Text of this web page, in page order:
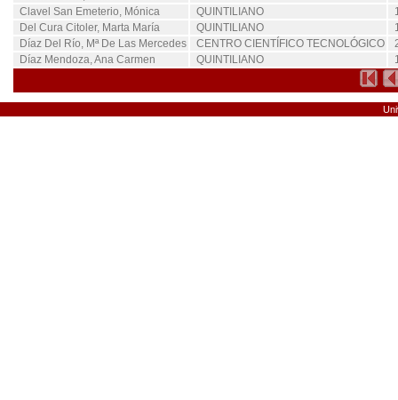
Clavel San Emeterio, Mónica
QUINTILIANO
Del Cura Citoler, Marta María
QUINTILIANO
Díaz Del Río, Mª De Las Mercedes
CENTRO CIENTÍFICO TECNOLÓGICO
Díaz Mendoza, Ana Carmen
QUINTILIANO